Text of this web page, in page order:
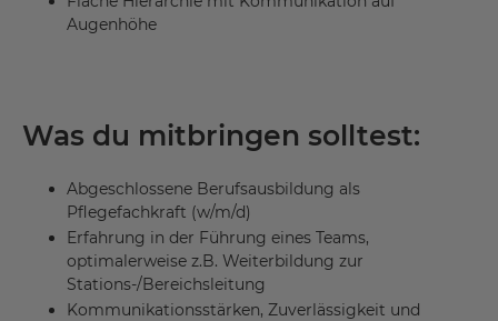
Augenhöhe
Was du mitbringen solltest:
Abgeschlossene Berufsausbildung als
Pflegefachkraft (w/m/d)
Erfahrung in der Führung eines Teams,
optimalerweise z.B. Weiterbildung zur
Stations-/Bereichsleitung
Kommunikationsstärken, Zuverlässigkeit und